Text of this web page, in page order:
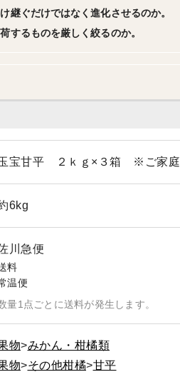
宝甘平 ２ｋｇ×３箱 ※ご家庭
6kg
川急便
料
温便
量1点ごとに送料が発生します。
物
みかん・柑橘類
物
その他柑橘 甘平
継ぐだけではなく進化させるのか。
するものを厳しく絞るのか。